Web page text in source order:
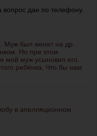
вопрос дан по телефону.
Муж был женат на др.
Но при этом
мой муж усыновил его.
ребёнка. Что бы нам
в апелляционном